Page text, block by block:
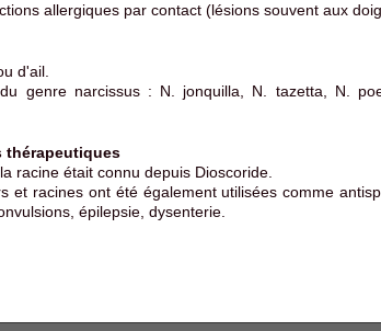
allergiques par contact (lésions souvent aux
d'ail.
genre narcissus : N. jonquilla, N. tazetta, N.
thérapeutiques
racine était connu depuis Dioscoride.
et racines ont été également utilisées comme
épilepsie, dysenterie.